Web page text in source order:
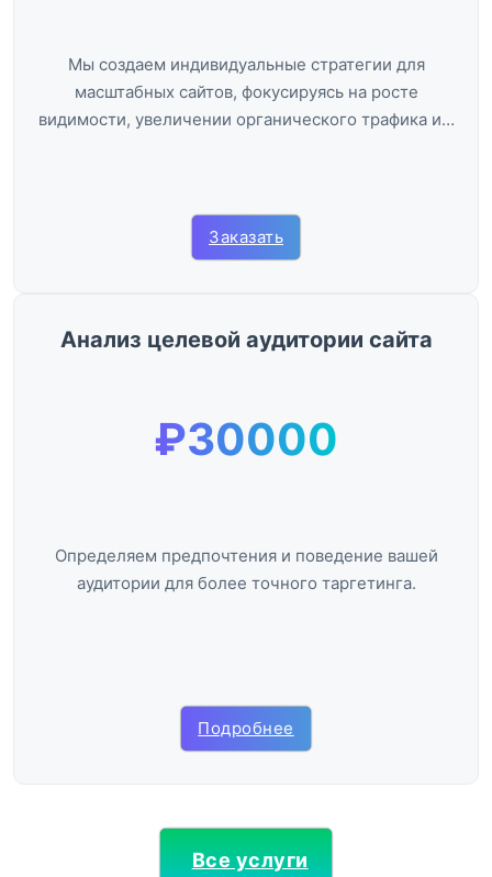
Мы создаем индивидуальные стратегии для
масштабных сайтов, фокусируясь на росте
видимости, увеличении органического трафика и…
Заказать
Анализ целевой аудитории сайта
₽30000
Определяем предпочтения и поведение вашей
аудитории для более точного таргетинга.
Подробнее
Все услуги